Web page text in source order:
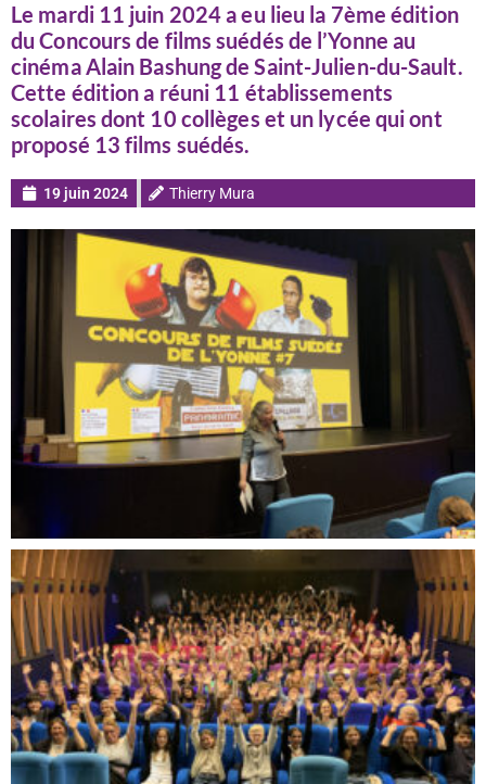
Le mardi 11 juin 2024 a eu lieu la 7ème édition
du Concours de films suédés de l’Yonne au
cinéma Alain Bashung de Saint-Julien-du-Sault.
Cette édition a réuni 11 établissements
scolaires dont 10 collèges et un lycée qui ont
proposé 13 films suédés.
19 juin 2024 Thierry Mura